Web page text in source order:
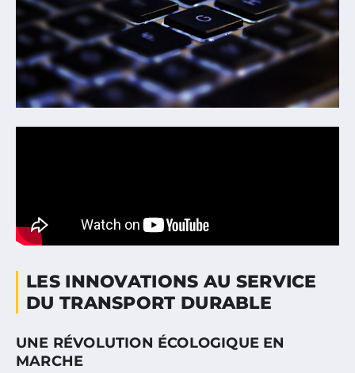
LES INNOVATIONS AU SERVICE
DU TRANSPORT DURABLE
UNE RÉVOLUTION ÉCOLOGIQUE EN
MARCHE